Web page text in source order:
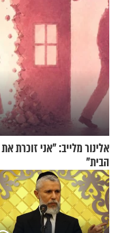
אלינור מלייב: "אני זוכרת
הבית"